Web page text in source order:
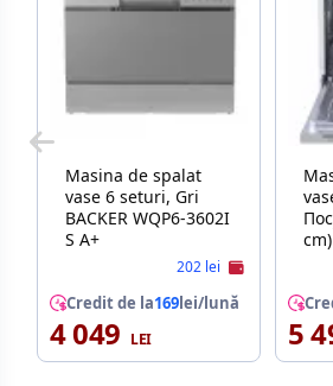
Masina de spalat
vase 6 seturi, Gri
BACKER WQP6-3602I
S A+
202 lei
Credit de la169lei/lună
4 049
vase
5